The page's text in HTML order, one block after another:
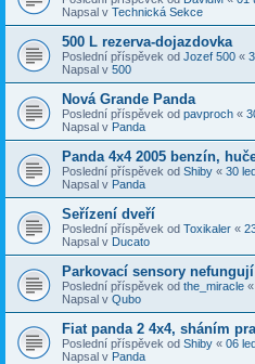
Napsal v Technická Sekce
500 L rezerva-dojazdovka
Poslední příspěvek od Jozef 500 «
Napsal v 500
Nová Grande Panda
Poslední příspěvek od pavproch «
Napsal v Panda
Panda 4x4 2005 benzín,
Poslední příspěvek od Shiby « 30
Napsal v Panda
Seřízení dveří
Poslední příspěvek od Toxikaler «
Napsal v Ducato
Parkovací sensory nefungují
Poslední příspěvek od the_miracle «
Napsal v Qubo
Fiat panda 2 4x4, sháním
Poslední příspěvek od Shiby « 06
Napsal v Panda